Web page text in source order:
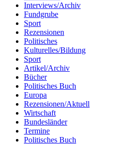
Interviews/Archiv
Fundgrube
Sport
Rezensionen
Politisches
Kulturelles/Bildung
Sport
Artikel/Archiv
Bücher
Politisches Buch
Europa
Rezensionen/Aktuell
Wirtschaft
Bundesländer
Termine
Politisches Buch